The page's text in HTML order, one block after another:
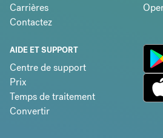
Carrières
Contactez
AIDE ET SUPPORT
Centre de support
Prix
Temps de traitement
Convertir